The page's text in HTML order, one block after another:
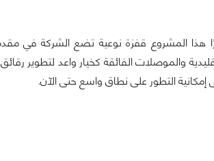
هذا المشروع قفزة نوعية تضع الشركة في
والموصلات الفائقة كخيار واعد لتطوير
التطور على نطاق واسع حتى الآن.